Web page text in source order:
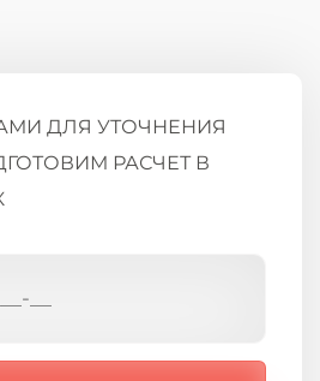
ДЛЯ УТОЧНЕНИЯ
РАСЧЕТ В